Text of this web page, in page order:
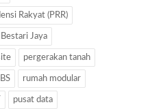
Rakyat (PRR)
Jaya
pergerakan tanah
IBS rumah modular
pusat data